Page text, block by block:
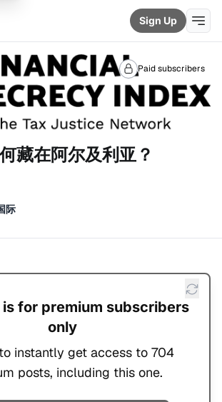
Sign Up
Paid subscribers
藏在阿尔及利亚？
际
for premium subscribers
only
instantly get access to 704
posts, including this one.